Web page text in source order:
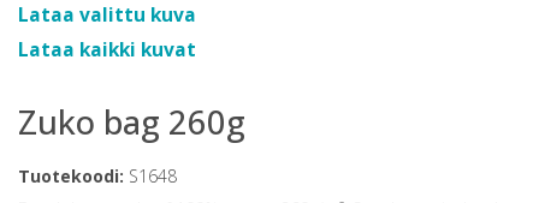
Lataa valittu kuva
Lataa kaikki kuvat
Zuko bag 260g
Tuotekoodi: S1648